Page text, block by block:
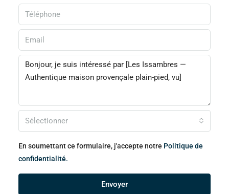
Sélectionner
En soumettant ce formulaire, j'accepte notre Politique de
confidentialité.
Envoyer